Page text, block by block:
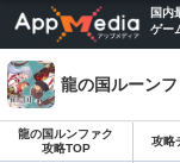
国内
ゲー
龍の国ルーン
龍の国ルンファク
攻略TOP
攻略